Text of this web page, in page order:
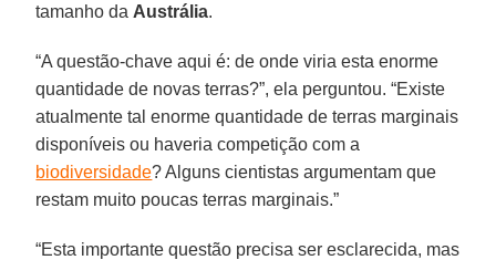
tamanho da Austrália.
“A questão-chave aqui é: de onde viria esta enorme
quantidade de novas terras?”, ela perguntou. “Existe
atualmente tal enorme quantidade de terras marginais
disponíveis ou haveria competição com a
biodiversidade? Alguns cientistas argumentam que
restam muito poucas terras marginais.”
“Esta importante questão precisa ser esclarecida, mas